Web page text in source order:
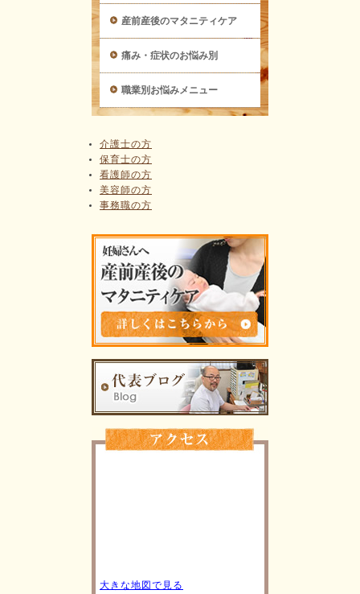
産前産後のマタニティケア
痛み・症状のお悩み別
職業別お悩みメニュー
介護士の方
保育士の方
看護師の方
美容師の方
事務職の方
大きな地図で見る